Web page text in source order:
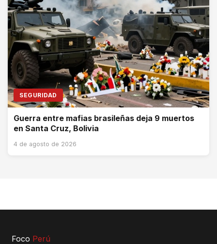
SEGURIDAD
Guerra entre mafias brasileñas deja 9 muertos
en Santa Cruz, Bolivia
4 de agosto de 2026
Foco Perú